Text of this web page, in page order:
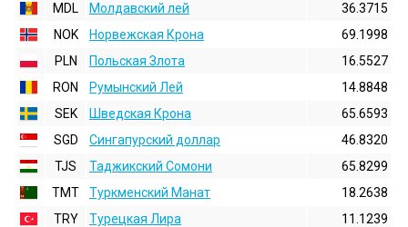
MDL
Молдавский лей
36.3715
NOK
Норвежская Крона
69.1998
PLN
Польская Злота
16.5527
RON
Румынский Лей
14.8848
SEK
Шведская Крона
65.6593
SGD
Сингапурский доллар
46.8320
TJS
Таджикский Сомони
65.8299
TMT
Туркменский Манат
18.2638
TRY
Турецкая Лира
11.1239